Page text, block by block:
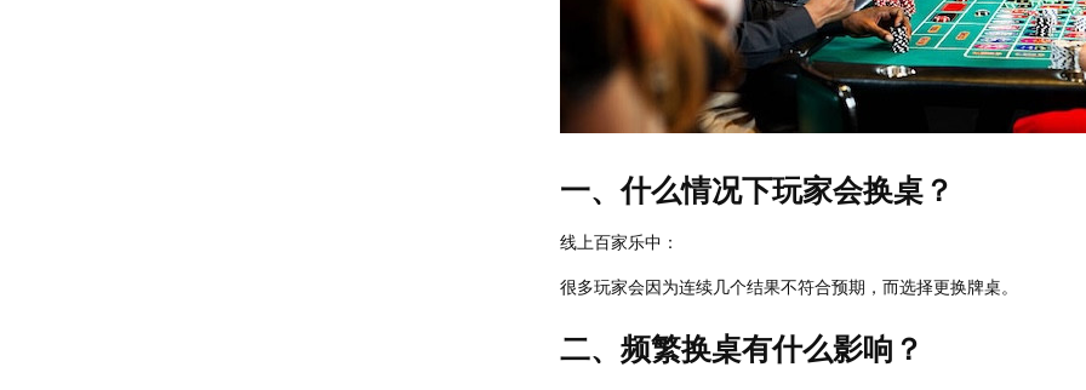
一、什么情况下玩家会换桌？
线上百家乐中：
很多玩家会因为连续几个结果不符合预期，而选择更换牌桌。
二、频繁换桌有什么影响？